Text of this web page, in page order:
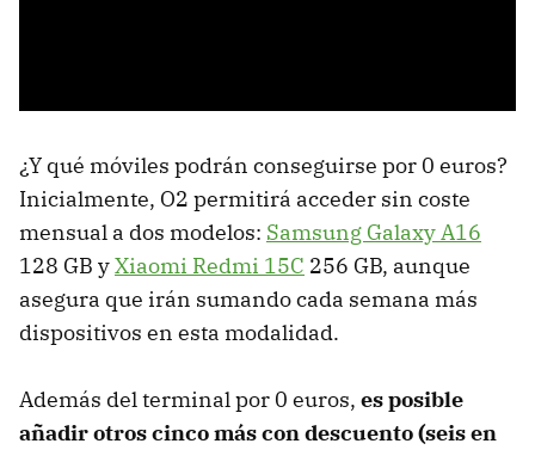
¿Y qué móviles podrán conseguirse por 0 euros?
Inicialmente, O2 permitirá acceder sin coste
mensual a dos modelos: Samsung Galaxy A16
128 GB yXiaomi Redmi 15C 256 GB, aunque
asegura que irán sumando cada semana más
dispositivos en esta modalidad.
Además del terminal por 0 euros, es posible
añadir otros cinco más con descuento (seis en